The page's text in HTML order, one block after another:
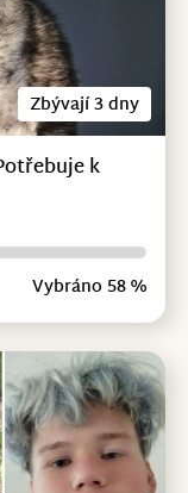
Zbývají 3 dny
k
Vybráno 58 %